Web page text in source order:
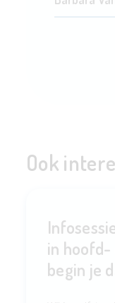
Ook
in hoofd-
begin je